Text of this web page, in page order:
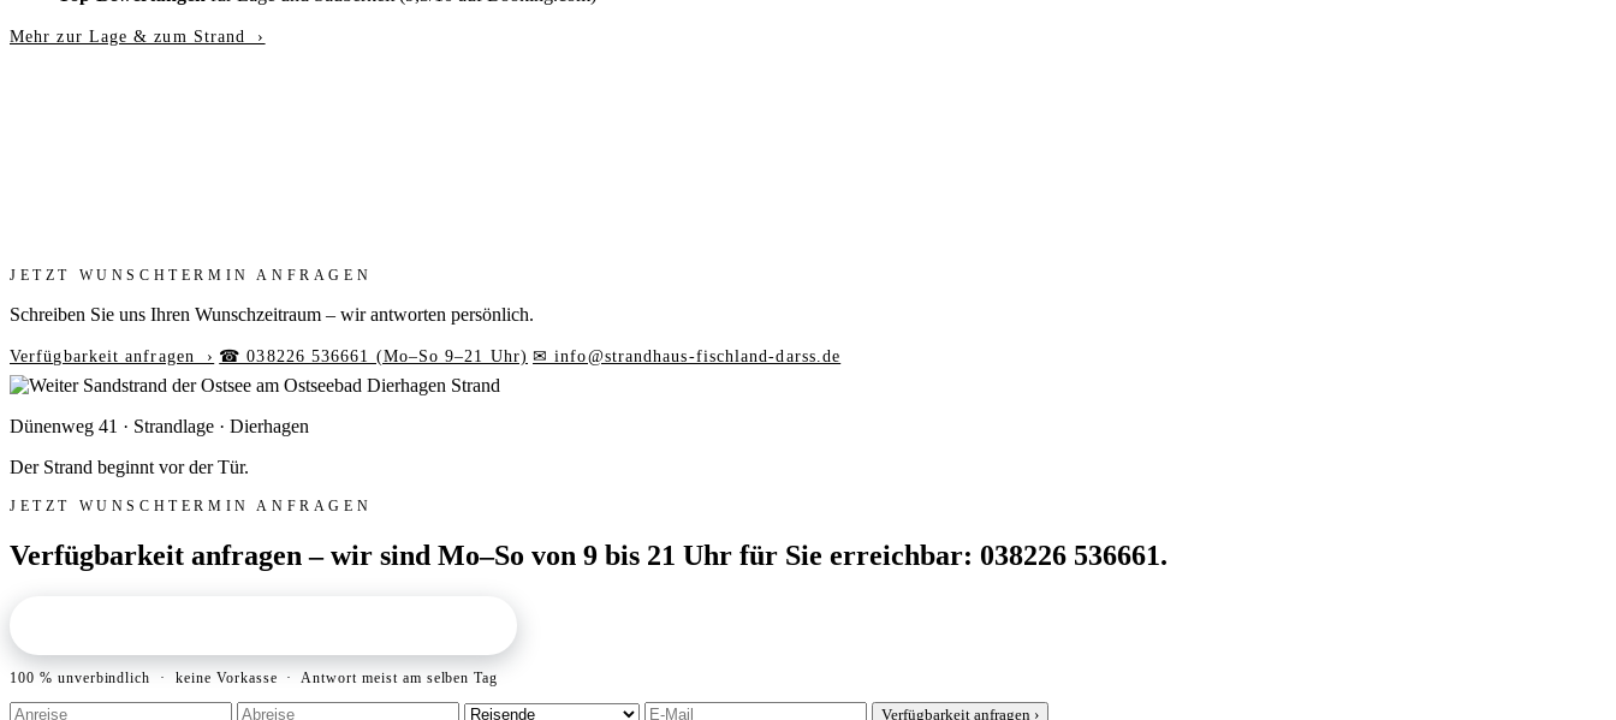
Mehr zur Lage & zum Strand ›
JETZT WUNSCHTERMIN ANFRAGEN
Schreiben Sie uns Ihren Wunschzeitraum – wir antworten persönlich.
Verfügbarkeit anfragen › ☎ 038226 536661 (Mo–So 9–21 Uhr) ✉ info@strandhaus-fischland-darss.de
Dünenweg 41 · Strandlage · Dierhagen
Der Strand beginnt vor der Tür.
JETZT WUNSCHTERMIN ANFRAGEN
Verfügbarkeit anfragen – wir sind Mo–So von 9 bis 21 Uhr für Sie erreichbar: 038226 536661.
100 % unverbindlich · keine Vorkasse · Antwort meist am selben Tag
Verfügbarkeit anfragen ›